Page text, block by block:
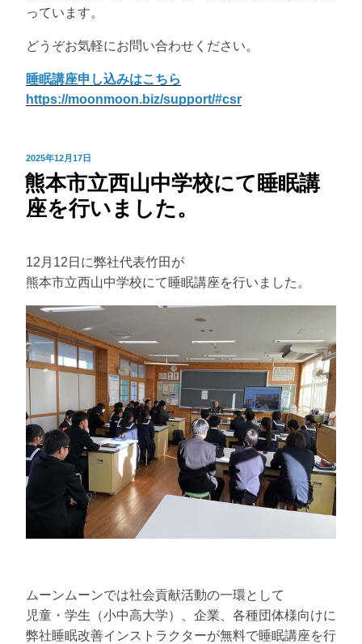
っています。
どうぞお気軽にお問い合わせください。
睡眠講座申し込みはこちら
https://moonmoon.biz/support/#csr
投
稿
日:
2025年12月17日
熊本市立西山中学校にて睡眠講
座を行いました。
12月12日に弊社代表竹田が
熊本市立西山中学校にて睡眠講座を行いました。
ムーンムーンでは社会貢献活動の一環として
児童・学生（小中高大学）、企業、各種団体様向けに
弊社睡眠改善インストラクターが無料で睡眠講座を行